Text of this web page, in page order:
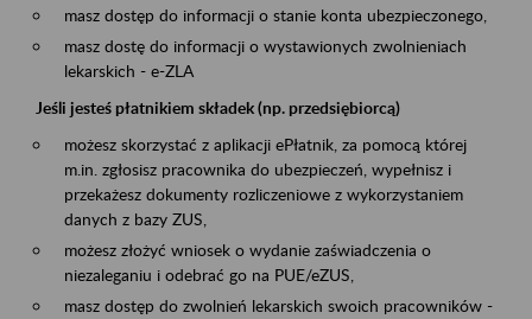
masz dostęp do informacji o stanie konta ubezpieczonego,
masz dostę do informacji o wystawionych zwolnieniach
lekarskich - e-ZLA
Jeśli jesteś płatnikiem składek (np. przedsiębiorcą)
możesz skorzystać z aplikacji ePłatnik, za pomocą której
m.in. zgłosisz pracownika do ubezpieczeń, wypełnisz i
przekażesz dokumenty rozliczeniowe z wykorzystaniem
danych z bazy ZUS,
możesz złożyć wniosek o wydanie zaświadczenia o
niezaleganiu i odebrać go na PUE/eZUS,
masz dostęp do zwolnień lekarskich swoich pracowników -